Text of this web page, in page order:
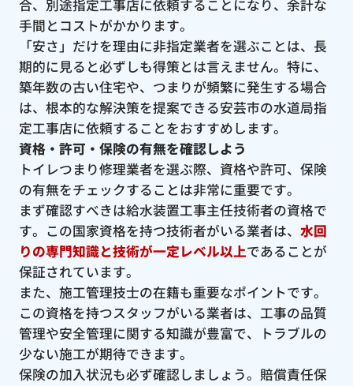
合、別途指定工事店に依頼することになり、余計な
手間とコストがかかります。
「安さ」だけを理由に非指定業者を選ぶことは、長
期的に見ると必ずしも得策とは言えません。特に、
築年数の古い住宅や、つまりが頻繁に発生する場合
は、根本的な解決策を提案できる安芸市の水道局指
定工事店に依頼することをおすすめします。
資格・許可・保険の有無を確認しよう
トイレつまり修理業者を選ぶ際、資格や許可、保険
の有無をチェックすることは非常に重要です。
まず確認すべきは給水装置工事主任技術者の資格で
す。この国家資格を持つ技術者がいる業者は、 水回
りの専門知識と技術が一定レベル以上であることが
保証されています。
また、施工管理技士の在籍も重要なポイントです。
この資格を持つスタッフがいる業者は、工事の品質
管理や安全管理に関する知識が豊富で、トラブルの
少ない施工が期待できます。
保険の加入状況も必ず確認しましょう。賠償責任保